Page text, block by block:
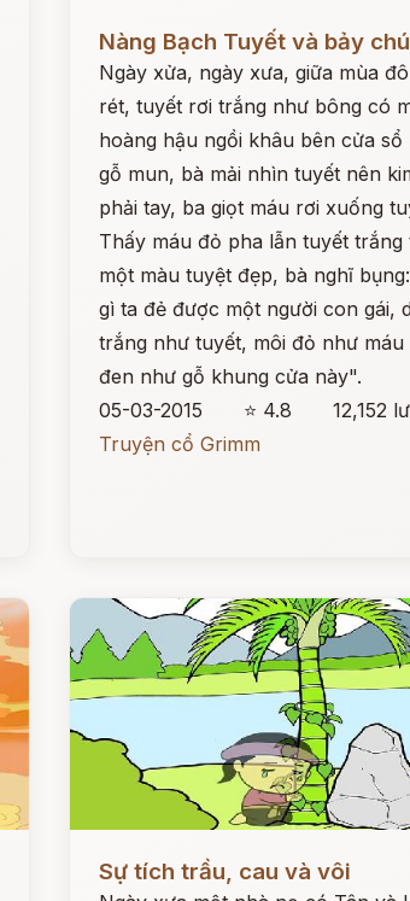
Nàng Bạch Tuyết và bảy
Ngày xửa, ngày xưa, giữa mùa
rét, tuyết rơi trắng như bông có
hoàng hậu ngồi khâu bên cửa sổ
gỗ mun, bà mải nhìn tuyết nên
phải tay, ba giọt máu rơi xuống
Thấy máu đỏ pha lẫn tuyết trắng
một màu tuyệt đẹp, bà nghĩ
gì ta đẻ được một người con gái,
trắng như tuyết, môi đỏ như máu
đen như gỗ khung cửa này".
05-03-2015
⭐ 4.8
12,152
Truyện cổ Grimm
Sự tích trầu, cau và vôi